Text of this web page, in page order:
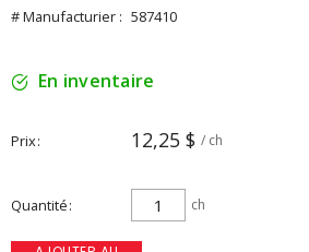
# Manufacturier : 587410
En inventaire
Prix 12,25 $ / ch
Quantité ch